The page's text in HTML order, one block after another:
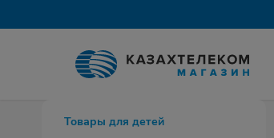
Товары для детей